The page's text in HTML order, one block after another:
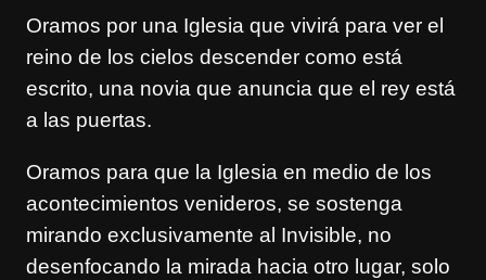
Oramos por una Iglesia que vivirá para ver el
reino de los cielos descender como está
escrito, una novia que anuncia que el rey está
a las puertas.
Oramos para que la Iglesia en medio de los
acontecimientos venideros, se sostenga
mirando exclusivamente al Invisible, no
desenfocando la mirada hacia otro lugar, solo